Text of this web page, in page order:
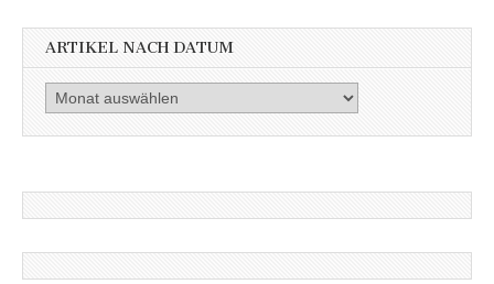
ARTIKEL NACH DATUM
Artikel
nach